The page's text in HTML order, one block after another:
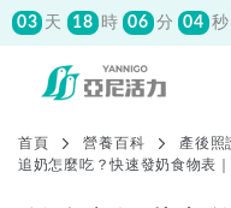
先付款滿800元免運
首頁 營養百科 產後照
追奶怎麼吃？快速發奶食物表